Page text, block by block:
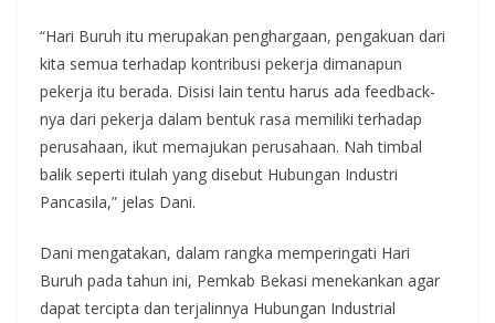
“Hari Buruh itu merupakan penghargaan, pengakuan dari
kita semua terhadap kontribusi pekerja dimanapun
pekerja itu berada. Disisi lain tentu harus ada feedback-
nya dari pekerja dalam bentuk rasa memiliki terhadap
perusahaan, ikut memajukan perusahaan. Nah timbal
balik seperti itulah yang disebut Hubungan Industri
Pancasila,” jelas Dani.
Dani mengatakan, dalam rangka memperingati Hari
Buruh pada tahun ini, Pemkab Bekasi menekankan agar
dapat tercipta dan terjalinnya Hubungan Industrial